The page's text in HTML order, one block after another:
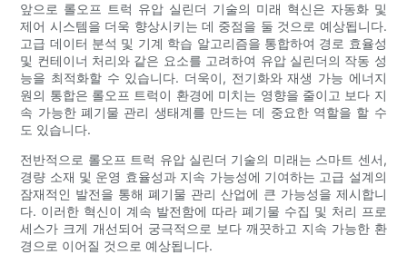
앞으로 롤오프 트럭 유압 실린더 기술의 미래 혁신은 자동화 및
제어 시스템을 더욱 향상시키는 데 중점을 둘 것으로 예상됩니다.
고급 데이터 분석 및 기계 학습 알고리즘을 통합하여 경로 효율성
및 컨테이너 처리와 같은 요소를 고려하여 유압 실린더의 작동 성
능을 최적화할 수 있습니다. 더욱이, 전기화와 재생 가능 에너지
원의 통합은 롤오프 트럭이 환경에 미치는 영향을 줄이고 보다 지
속 가능한 폐기물 관리 생태계를 만드는 데 중요한 역할을 할 수
도 있습니다.
전반적으로 롤오프 트럭 유압 실린더 기술의 미래는 스마트 센서,
경량 소재 및 운영 효율성과 지속 가능성에 기여하는 고급 설계의
잠재적인 발전을 통해 폐기물 관리 산업에 큰 가능성을 제시합니
다. 이러한 혁신이 계속 발전함에 따라 폐기물 수집 및 처리 프로
세스가 크게 개선되어 궁극적으로 보다 깨끗하고 지속 가능한 환
경으로 이어질 것으로 예상됩니다.